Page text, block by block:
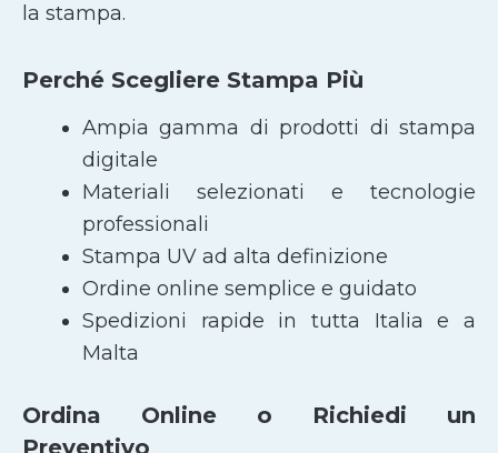
la stampa.
Perché Scegliere Stampa Più
Ampia gamma di prodotti di stampa
digitale
Materiali selezionati e tecnologie
professionali
Stampa UV ad alta definizione
Ordine online semplice e guidato
Spedizioni rapide in tutta Italia e a
Malta
Ordina Online o Richiedi un